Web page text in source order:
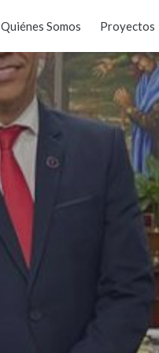
Quiénes Somos Proyectos